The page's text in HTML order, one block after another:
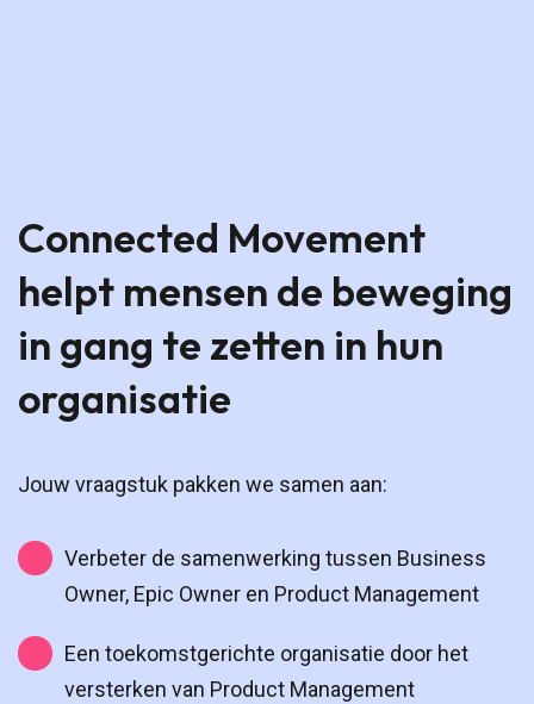
Connected Movement
helpt mensen de beweging
in gang te zetten in hun
organisatie
Jouw vraagstuk pakken we samen aan:
Verbeter de samenwerking tussen Business
Owner, Epic Owner en Product Management
Een toekomstgerichte organisatie door het
versterken van Product Management